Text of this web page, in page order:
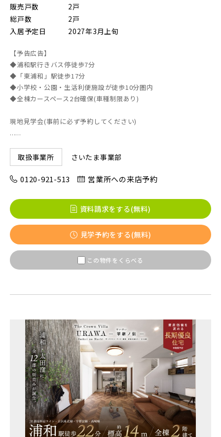
富士見市(0)
白岡市(0)
北足立郡伊奈町(5)
埼玉・東部エリア(15)
春日部市(5) 草加市(0)
越谷市(8)
市川市(5)
千葉市(2)
千葉・常磐エリア(14)
守谷市(0) 松戸市(4)
野田市(0)
柏市(2)
流山市(4) 我孫子市(4)
東京都(7)
練馬区(2) 足立区(0)
葛飾区(2)
江戸川区(1)
東久留米市(2)
物件を検索する
販売戸数
2戸
総戸数
2戸
入居予定日
2027年3月上旬
【予告広告】
◆浦和駅行きバス停徒歩7分
◆「東浦和」駅徒歩17分
◆小学校・公園・生活利便施設が徒歩10分圏内
◆全棟カースペース2台確保(車種制限あり)
現地見学会(事前に必ず予約してください)
......
取扱事業所 さいたま事業部
0120-921-513 営業所への来店予約
資料請求をする(無料)
見学予約をする(無料)
この物件をくらべる